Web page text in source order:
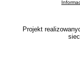
Projekt